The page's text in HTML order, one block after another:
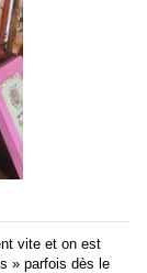
vite et on est
» parfois dès le